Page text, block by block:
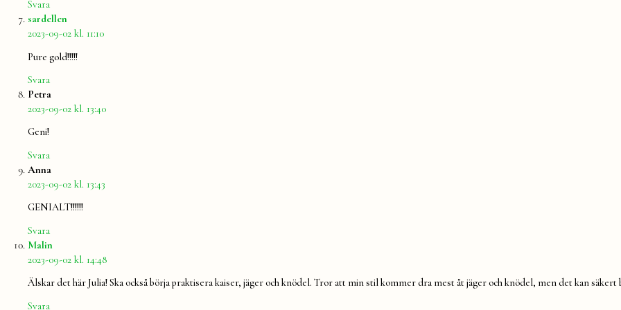
Svara
sardellen
2023-09-02 kl. 11:10
Pure gold!!!!!
Svara
Petra
2023-09-02 kl. 13:40
Geni!
Svara
Anna
2023-09-02 kl. 13:43
GENIALT!!!!!!
Svara
Malin
2023-09-02 kl. 14:48
Älskar det här Julia! Ska också börja praktisera kaiser, jäger och knödel. Tror att min stil kommer dra mest åt jäger och knödel, men det kan säkert
Svara